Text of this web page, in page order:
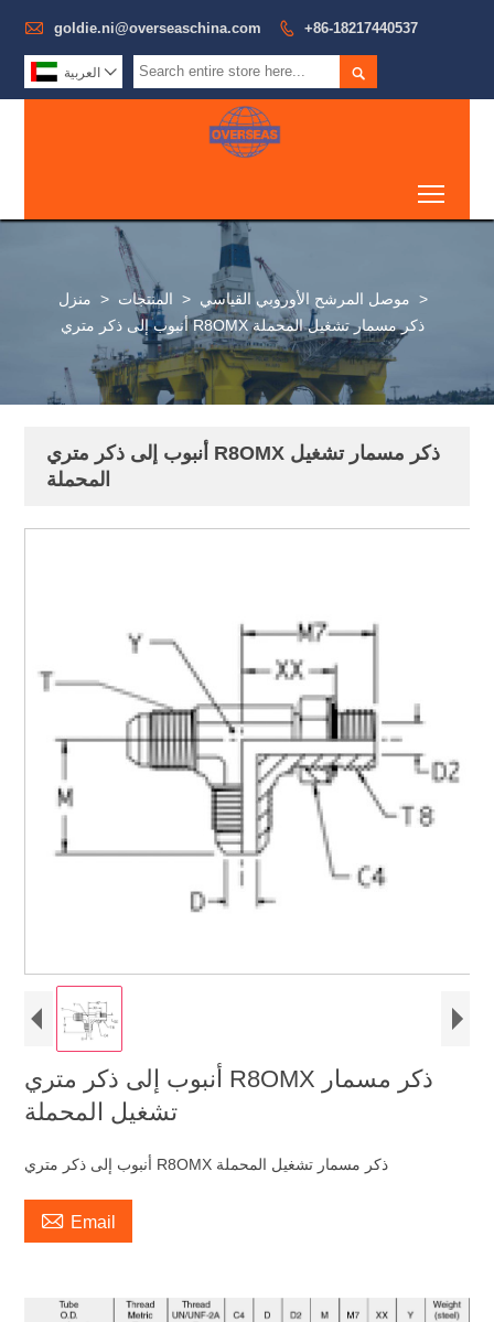
 goldie.ni@overseaschina.com  +86-18217440537
 العربية 
منزل > المنتجات > موصل المرشح الأوروبي القياسي >
أنبوب إلى ذكر متري R8OMX ذكر مسمار تشغيل المحملة
أنبوب إلى ذكر متري R8OMX ذكر مسمار تشغيل
المحملة
أنبوب إلى ذكر متري R8OMX ذكر مسمار
تشغيل المحملة
أنبوب إلى ذكر متري R8OMX ذكر مسمار تشغيل المحملة
 Email